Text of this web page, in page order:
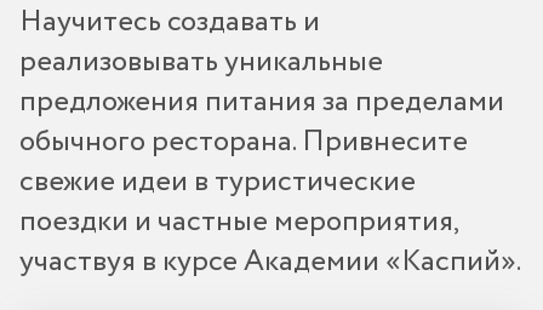
Научитесь создавать и
реализовывать уникальные
предложения питания за пределами
обычного ресторана. Привнесите
свежие идеи в туристические
поездки и частные мероприятия,
участвуя в курсе Академии «Каспий».